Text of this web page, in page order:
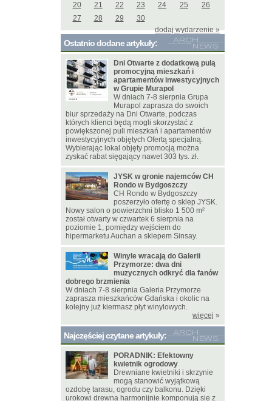
20
21 22 23 24 25
26
27
28 29
30
dodaj wydarzenie »
Ostatnio dodane artykuły:
Dni Otwarte z dodatkową pulą
promocyjną mieszkań i
apartamentów inwestycyjnych
w Grupie Murapol
W dniach 7-8 sierpnia Grupa
Murapol zaprasza do swoich
biur sprzedaży na Dni Otwarte, podczas
których klienci będą mogli skorzystać z
powiększonej puli mieszkań i apartamentów
inwestycyjnych objętych Ofertą specjalną.
Wybierając lokal objęty promocją można
zyskać rabat sięgający nawet 303 tys. zł.
JYSK w gronie najemców CH
Rondo w Bydgoszczy
CH Rondo w Bydgoszczy
poszerzyło ofertę o sklep JYSK.
Nowy salon o powierzchni blisko 1 500 m²
został otwarty w czwartek 6 sierpnia na
poziomie 1, pomiędzy wejściem do
hipermarketu Auchan a sklepem Sinsay.
Winyle wracają do Galerii
Przymorze: dwa dni
muzycznych odkryć dla fanów
dobrego brzmienia
W dniach 7-8 sierpnia Galeria Przymorze
zaprasza mieszkańców Gdańska i okolic na
kolejny już kiermasz płyt winylowych.
więcej »
Najczęściej czytane artykuły:
PORADNIK: Efektowny
kwietnik ogrodowy
Drewniane kwietniki i skrzynie
mogą stanowić wyjątkową
ozdobę tarasu, ogrodu czy balkonu. Dzięki
urokowi drewna harmonijnie komponują się z